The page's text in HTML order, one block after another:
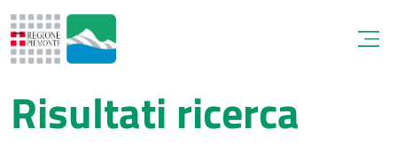
Risultati ricerca